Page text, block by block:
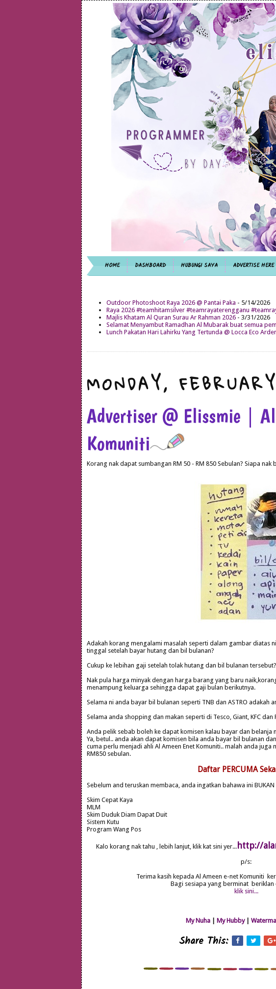
HOME DASHBOARD HUBUNGI SAYA ADVERTISE
Outdoor Photoshoot Raya 2026 @ Pantai Paka - 5/14/2026
Raya 2026 #teamhitamsilver #teamrayaterengganu
Majlis Khatam Al Quran Surau Ar Rahman 2026 - 3/31/2026
Selamat Menyambut Ramadhan Al Mubarak buat semua
Lunch Pakatan Hari Lahirku Yang Tertunda @ Locca Eco
MONDAY,
Advertiser @ Elissmie |
Komuniti
Korang nak dapat sumbangan RM 50 - RM 850 Sebulan? Siapa
Adakah korang mengalami masalah seperti dalam gambar diatas
tinggal setelah bayar hutang dan bil bulanan?
Cukup ke lebihan gaji setelah tolak hutang dan bil bulanan tersebut?
Nak pula harga minyak dengan harga barang yang baru
menampung keluarga sehingga dapat gaji bulan berikutnya.
Selama ni anda bayar bil bulanan seperti TNB dan ASTRO adakah
Selama anda shopping dan makan seperti di Tesco, Giant, KFC
Anda pelik sebab boleh ke dapat komisen kalau bayar dan belanja
Ya, betul.. anda akan dapat komisen bila anda bayar bil bulanan
cuma perlu menjadi ahli Al Ameen Enet Komuniti.. malah anda
RM850 sebulan.
Daftar PERCUMA
Sebelum and teruskan membaca, anda ingatkan bahawa ini BUKAN
Skim Cepat Kaya
MLM
Skim Duduk Diam Dapat Duit
Sistem Kutu
Program Wang Pos
Kalo korang nak tahu , lebih lanjut, klik kat sini yer... http://
p/s:
Terima kasih kepada Al Ameen e-net Komuniti
Bagi sesiapa yang berminat beriklan
klik sini...
My Nuha My Hubby|
Share This: